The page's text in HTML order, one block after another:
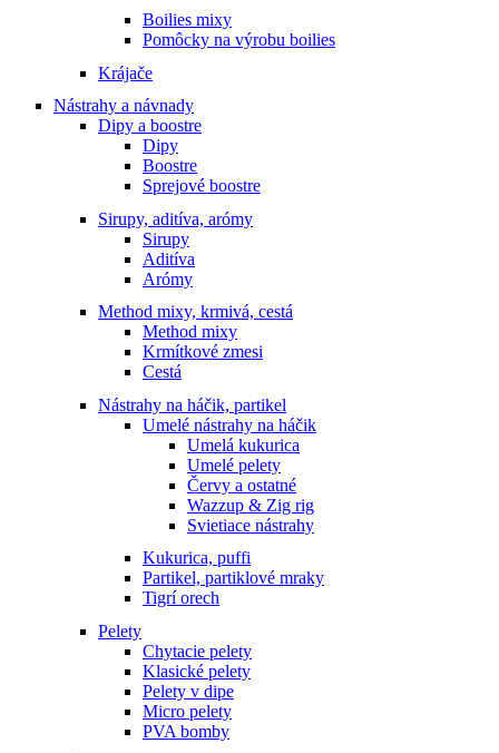
Boilies mixy
Pomôcky na výrobu boilies
Krájače
Nástrahy a návnady
Dipy a boostre
Dipy
Boostre
Sprejové boostre
Sirupy, aditíva, arómy
Sirupy
Aditíva
Arómy
Method mixy, krmivá, cestá
Method mixy
Krmítkové zmesi
Cestá
Nástrahy na háčik, partikel
Umelé nástrahy na háčik
Umelá kukurica
Umelé pelety
Červy a ostatné
Wazzup & Zig rig
Svietiace nástrahy
Kukurica, puffi
Partikel, partiklové mraky
Tigrí orech
Pelety
Chytacie pelety
Klasické pelety
Pelety v dipe
Micro pelety
PVA bomby